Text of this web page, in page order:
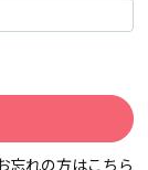
忘れの方はこちら